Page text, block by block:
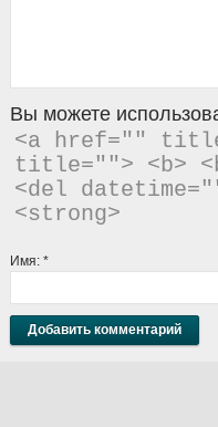
Вы можете
<a href=""
title=""> <b>
<del
<strong>
Имя: *